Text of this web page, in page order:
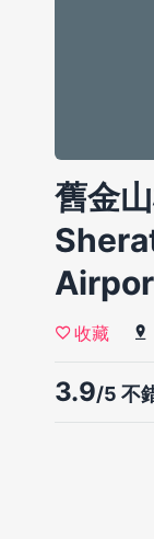
舊金
收藏
3.9/5 不